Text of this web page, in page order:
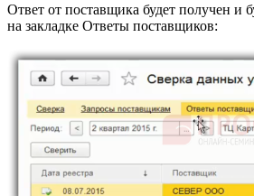
Ответ от поставщика будет получен и
на закладке Ответы поставщиков: